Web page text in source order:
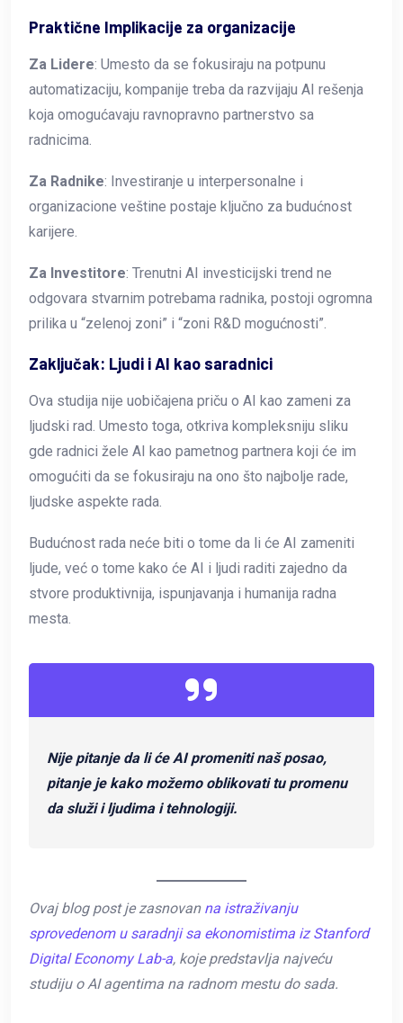
Praktične Implikacije za organizacije
Za Lidere: Umesto da se fokusiraju na potpunu
automatizaciju, kompanije treba da razvijaju AI rešenja
koja omogućavaju ravnopravno partnerstvo sa
radnicima.
Za Radnike: Investiranje u interpersonalne i
organizacione veštine postaje ključno za budućnost
karijere.
Za Investitore: Trenutni AI investicijski trend ne
odgovara stvarnim potrebama radnika, postoji ogromna
prilika u “zelenoj zoni” i “zoni R&D mogućnosti”.
Zaključak: Ljudi i AI kao saradnici
Ova studija nije uobičajena priču o AI kao zameni za
ljudski rad. Umesto toga, otkriva kompleksniju sliku
gde radnici žele AI kao pametnog partnera koji će im
omogućiti da se fokusiraju na ono što najbolje rade,
ljudske aspekte rada.
Budućnost rada neće biti o tome da li će AI zameniti
ljude, već o tome kako će AI i ljudi raditi zajedno da
stvore produktivnija, ispunjavanja i humanija radna
mesta.
Nije pitanje da li će AI promeniti naš posao,
pitanje je kako možemo oblikovati tu promenu
da služi i ljudima i tehnologiji.
Ovaj blog post je zasnovan na istraživanju
sprovedenom u saradnji sa ekonomistima iz Stanford
Digital Economy Lab-a, koje predstavlja najveću
studiju o AI agentima na radnom mestu do sada.